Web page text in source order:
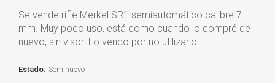
Se vende rifle Merkel SR1 semiautomático calibre 7
mm. Muy poco uso, está como cuando lo compré de
nuevo, sin visor. Lo vendo por no utilizarlo.
Estado: Seminuevo